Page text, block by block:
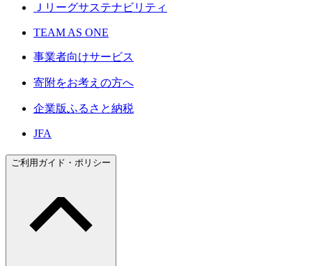
Ｊリーグサステナビリティ
TEAM AS ONE
事業者向けサービス
寄附をお考えの方へ
企業版ふるさと納税
JFA
ご利用ガイド・ポリシー